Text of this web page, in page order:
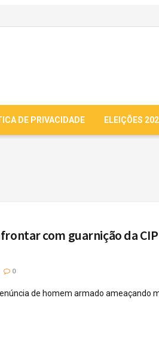
DE PRIVACIDADE ELEIÇÕES
com guarnição da
0
de homem armado ameaçando